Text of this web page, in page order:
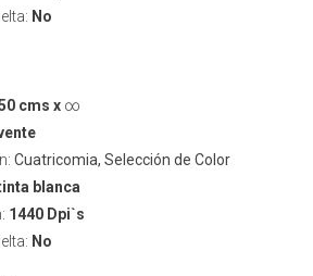
No
cms x ∞
Cuatricomia, Selección de Color
blanca
1440 Dpi`s
No